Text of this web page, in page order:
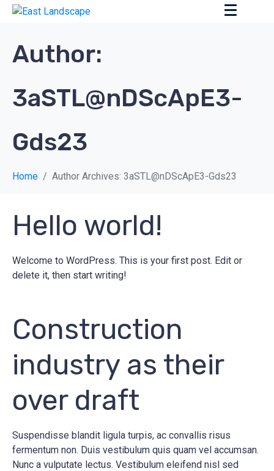
Author:
3aSTL@nDScApE3-
Gds23
Home Author Archives: 3aSTL@nDScApE3-Gds23
Hello world!
Welcome to WordPress. This is your first post. Edit or
delete it, then start writing!
Construction
industry as their
over draft
Suspendisse blandit ligula turpis, ac convallis risus
fermentum non. Duis vestibulum quis quam vel accumsan.
Nunc a vulputate lectus. Vestibulum eleifend nisl sed